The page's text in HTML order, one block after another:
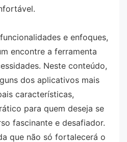
e enfoques,
encontre a ferramenta
Neste conteúdo,
dos aplicativos mais
características,
para quem deseja se
fascinante e desafiador.
que não só fortalecerá o